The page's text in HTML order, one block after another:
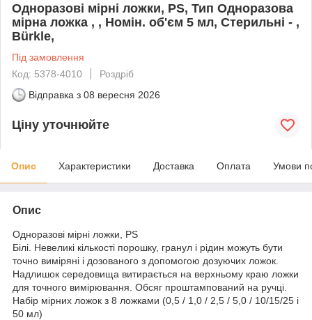
Одноразові мірні ложки, PS, Тип Одноразова
мірна ложка , , Номін. об'єм 5 мл, Стерильні - ,
Bürkle,
Під замовлення
Код: 5378-4010
Роздріб
Відправка з 08 вересня 2026
Ціну уточнюйте
Опис Характеристики Доставка Оплата Умови
Опис
Одноразові мірні ложки, PS
Білі. Невеликі кількості порошку, гранул і рідин можуть бути
точно виміряні і дозованого з допомогою дозуючих ложок.
Надлишок середовища витирається на верхньому краю ложки
для точного вимірювання. Обсяг проштампований на ручці.
Набір мірних ложок з 8 ложками (0,5 / 1,0 / 2,5 / 5,0 / 10/15/25 і
50 мл)